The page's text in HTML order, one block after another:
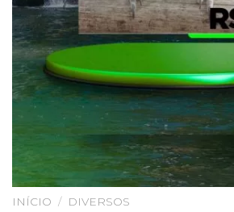
INÍCIO / DIVERSOS